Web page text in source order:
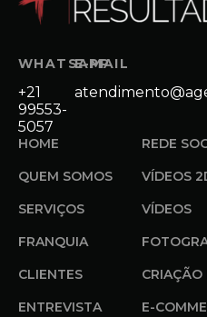
WHATSAPP
+21
99553-
5057
E-MAIL
HOME
QUEM SOMOS
SERVIÇOS
FRANQUIA
CLIENTES
ENTREVISTA
REDE
VÍDEOS
VÍDEOS
CRIAÇÃO
E-